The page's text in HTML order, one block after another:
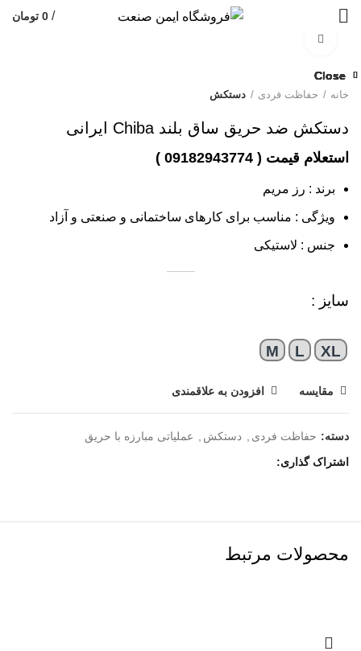
/
0 تومان
خانه حفاظت فردی دستکش
دستکش ضد حریق ساق بلند Chiba ایرانی
برند : رز مریم
ویژگی : مناسب برای کارهای ساختمانی و صنعتی و آزاد
جنس : لاستیکی
سایز :
M L XL
مقایسه افزودن به علاقمندی
دسته: حفاظت فردی دستکش عملیاتی مبارزه با حریق
اشتراک گذاری
محصولات مرتبط
Close
Close
Close
Close
Close
Close
Close
Close